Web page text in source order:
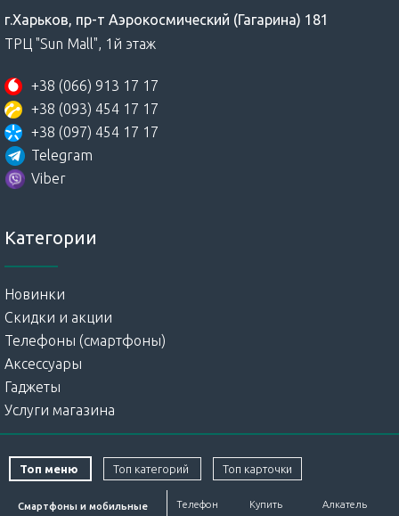
г.Харьков, пр-т Аэрокосмический (Гагарина) 181
ТРЦ "Sun Mall", 1й этаж
+38 (066) 913 17 17
+38 (093) 454 17 17
+38 (097) 454 17 17
Telegram
Viber
Категории
Новинки
Скидки и акции
Телефоны (смартфоны)
Аксессуары
Гаджеты
Услуги магазина
Топ меню Топ категорий Топ карточки
Смартфоны и мобильные
Телефон
Купить
Алкатель